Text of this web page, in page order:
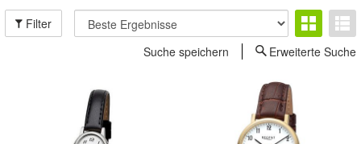
Filter
Suche speichern
Erweiterte Suche